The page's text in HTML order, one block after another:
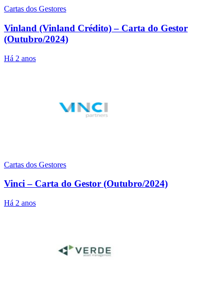
Cartas dos Gestores
Vinland (Vinland Crédito) – Carta do Gestor
(Outubro/2024)
Há 2 anos
Cartas dos Gestores
Vinci – Carta do Gestor (Outubro/2024)
Há 2 anos